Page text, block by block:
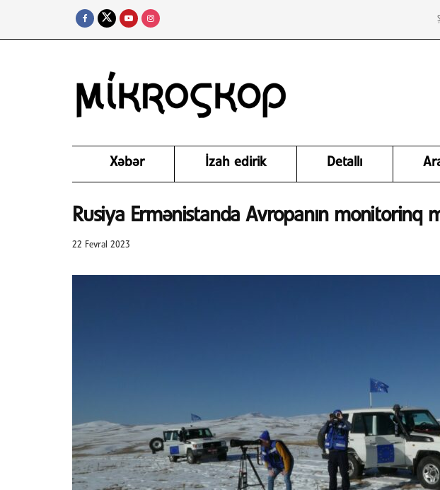
Xəbər İzah edirik Detallı
Rusiya Ermənistanda Avropanın monitorinq
22 Fevral 2023